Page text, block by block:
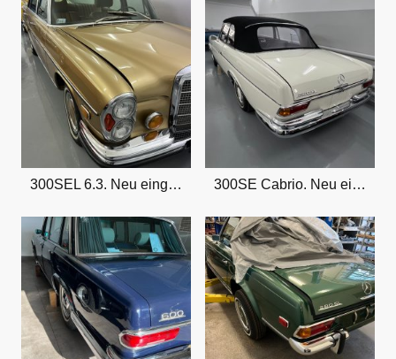
300SEL 6.3. Neu eingetroffen 300SE Cabrio. Neu eingetroffen